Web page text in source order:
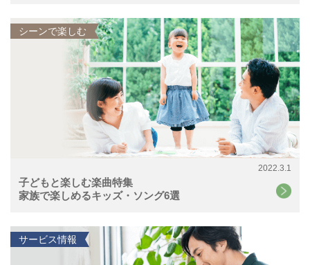
2022.3.1
子どもと楽しむ楽曲特集
家族で楽しめるキッズ・ソング6選
シーンで楽しむ
サービス情報